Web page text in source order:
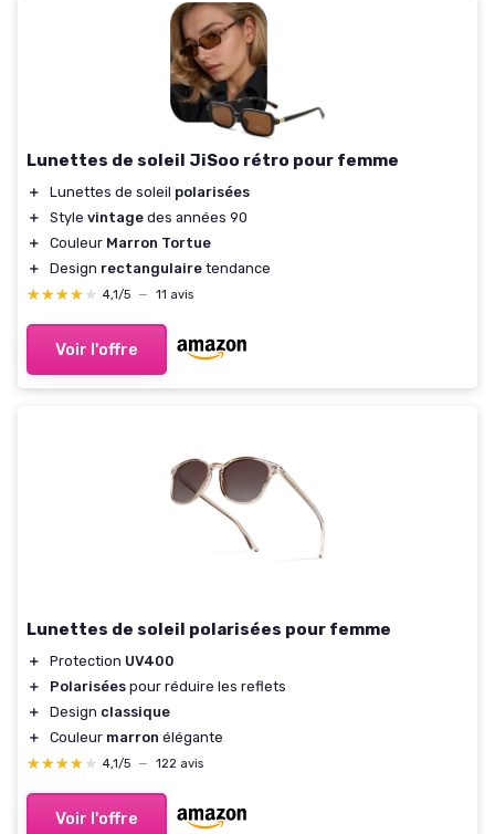
Lunettes de soleil JiSoo rétro pour femme
＋ Lunettes de soleil polarisées
＋
Style vintage des années 90
＋
Couleur Marron Tortue
＋
Design rectangulaire tendance
★★★★★
★★★★★ 4,1/5 — 11 avis
Voir l'offre
Lunettes de soleil polarisées pour femme
＋ Protection UV400
＋
Polarisées pour réduire les reflets
＋
Design classique
＋
Couleur marron élégante
★★★★★
★★★★★ 4,1/5 — 122 avis
Voir l'offre